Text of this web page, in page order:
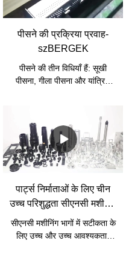
शाफ्ट पोटेंशियोमीटर के साथ किया
जाता है, और मल्टी-पोल मल्टी-
पोजिशन रोटेटिंग स्विच का उपयोग
ज्यादातर वर्किंग स्टेट लाइन को स्विच
करने के लिए किया जाता है।
पीसने की प्रक्रिया प्रवाह-
szBERGEK
पीसने की तीन विधियाँ हैं: सूखी
पीसना, गीला पीसना और यांत्रिक
पार्ट्स निर्माताओं के लिए चीन
उच्च परिशुद्धता सीएनसी मशीनिंग
- बर्गेक सीएनसी
सीएनसी मशीनिंग भागों में सटीकता के
लिए उच्च और उच्च आवश्यकताएं